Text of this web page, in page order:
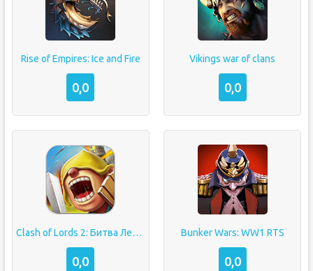
Rise of Empires: Ice and Fire
0,0
Vikings war of clans
0,0
Clash of Lords 2: Битва Легенд
0,0
Bunker Wars: WW1 RTS
0,0